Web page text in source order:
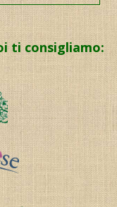
ti consigliamo: